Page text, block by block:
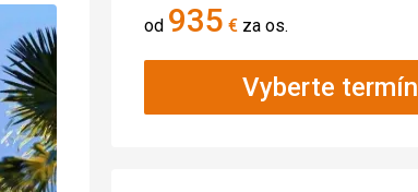
od 935 € za os.
Vyberte termín